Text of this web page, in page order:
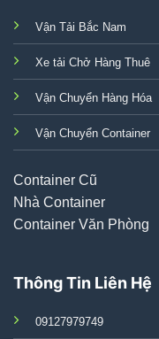
Vận Tải Bắc Nam
Xe tải Chở Hàng Thuê
Vận Chuyển Hàng Hóa
Vận Chuyển Container
Container Cũ
Nhà Container
Container Văn Phòng
Thông Tin Liên Hệ
09127979749